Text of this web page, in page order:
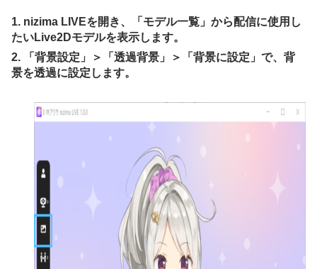
1. nizima LIVEを開き、「モデル一覧」から配信に使用し
たいLive2Dモデルを表示します。
2. 「背景設定」＞「透過背景」＞「背景に設定」で、背
景を透過に設定します。